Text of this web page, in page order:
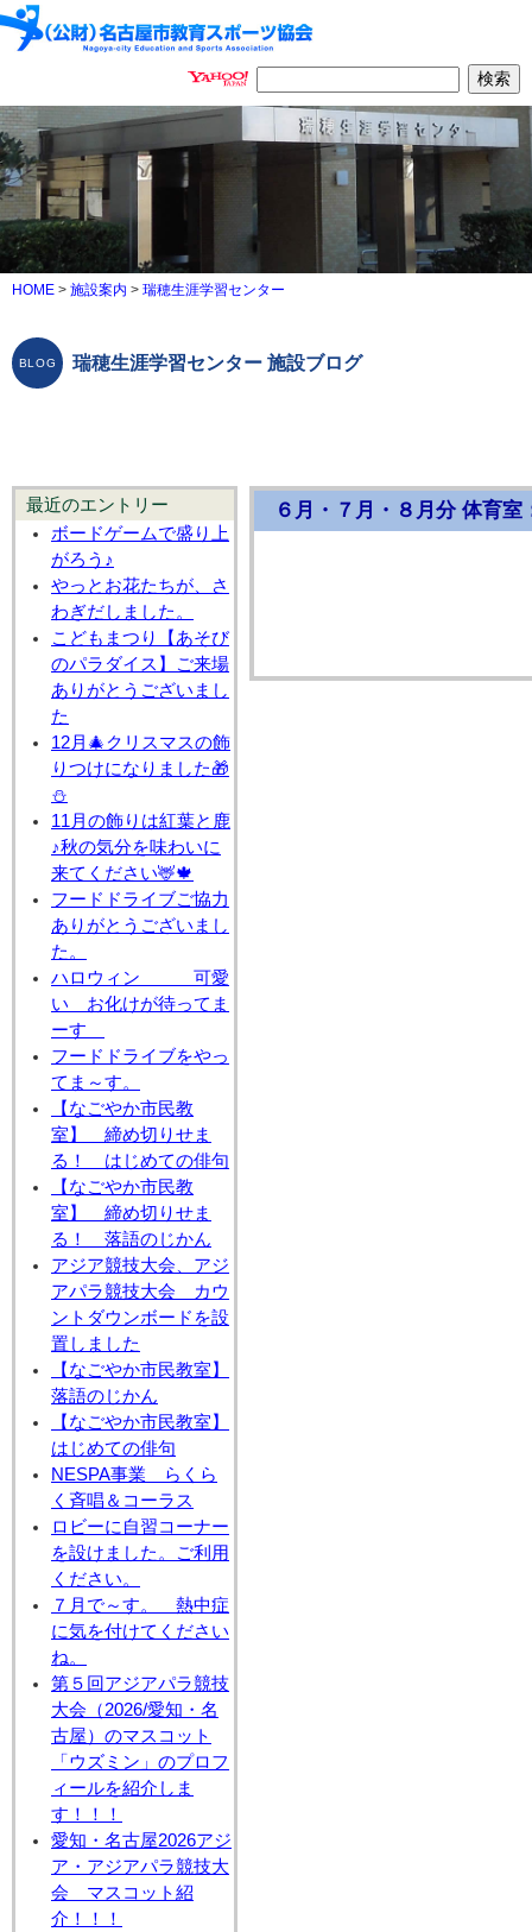
HOME > 施設案内 > 瑞穂生涯学習センター
瑞穂生涯学習センター 施設ブログ
最近のエントリー
ボードゲームで盛り上
がろう♪
やっとお花たちが、さ
わぎだしました。
こどもまつり【あそび
のパラダイス】ご来場
ありがとうございまし
た
12月🎄クリスマスの飾
りつけになりました🎁
⛄
11月の飾りは紅葉と鹿
♪秋の気分を味わいに
来てください🦌🍁
フードドライブご協力
ありがとうございまし
た。
ハロウィン 可愛
い お化けが待ってま
ーす
フードドライブをやっ
てま～す。
【なごやか市民教
室】 締め切りせま
る！ はじめての俳句
【なごやか市民教
室】 締め切りせま
る！ 落語のじかん
アジア競技大会、アジ
アパラ競技大会 カウ
ントダウンボードを設
置しました
【なごやか市民教室】
落語のじかん
【なごやか市民教室】
はじめての俳句
NESPA事業 らくら
く斉唱＆コーラス
ロビーに自習コーナー
を設けました。ご利用
ください。
７月で～す。 熱中症
に気を付けてください
ね。
第５回アジアパラ競技
大会（2026/愛知・名
古屋）のマスコット
「ウズミン」のプロフ
ィールを紹介しま
す！！！
愛知・名古屋2026アジ
ア・アジアパラ競技大
会 マスコット紹
介！！！
６月・７月・８月分 体育